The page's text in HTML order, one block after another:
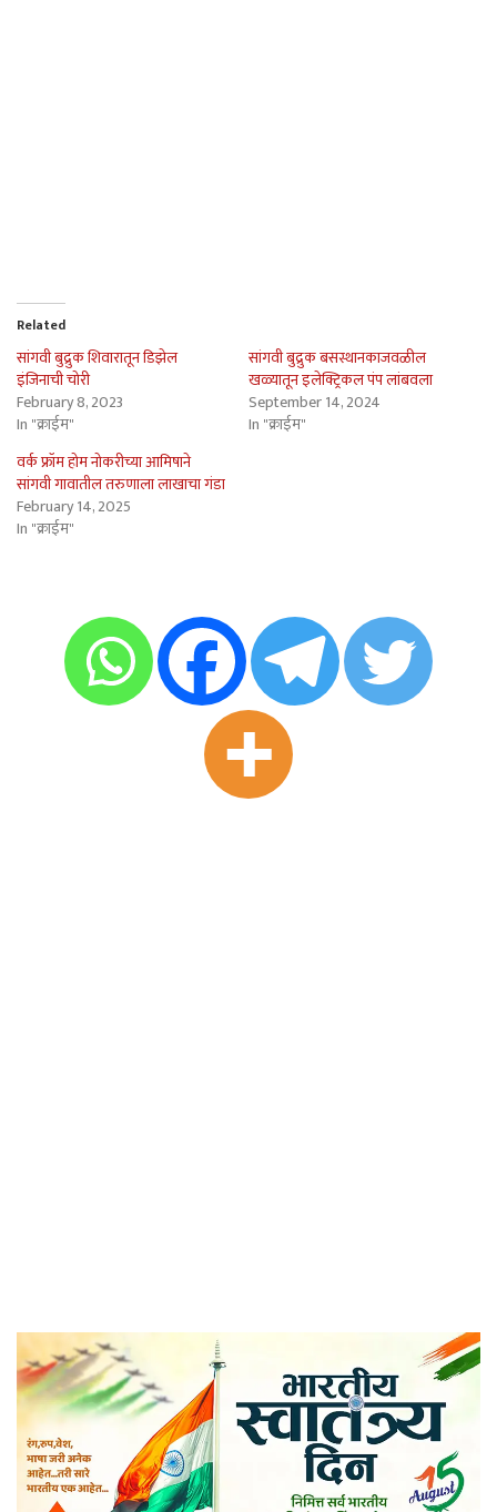
Related
सांगवी बुद्रुक शिवारातून डिझेल
इंजिनाची चोरी
February 8, 2023
In "क्राईम"
सांगवी बुद्रुक बसस्थानकाजवळील
खळ्यातून इलेक्ट्रिकल पंप लांबवला
September 14, 2024
In "क्राईम"
वर्क फ्रॉम होम नोकरीच्या आमिषाने
सांगवी गावातील तरुणाला लाखाचा गंडा
February 14, 2025
In "क्राईम"